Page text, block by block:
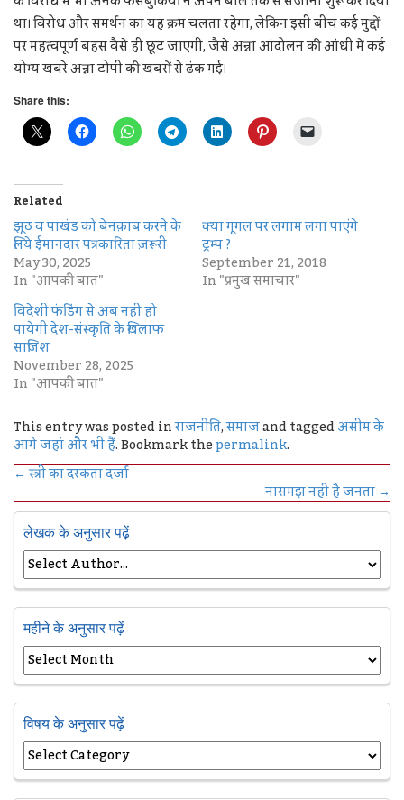
था। विरोध और समर्थन का यह क्रम चलता रहेगा, लेकिन इसी बीच कई मुद्दों
पर महत्वपूर्ण बहस वैसे ही छूट जाएगी, जैसे अन्ना आंदोलन की आंधी में कई
योग्य खबरे अन्ना टोपी की खबरों से ढंक गई।
Share this:
Related
झूठ व पाखंड को बेनक़ाब करने के
लिये ईमानदार पत्रकारिता ज़रूरी
May 30, 2025
In "आपकी बात"
क्या गूगल पर लगाम लगा पाएंगे
ट्रम्प ?
September 21, 2018
In "प्रमुख समाचार"
विदेशी फंडिंग से अब नहीं हो
पायेगी देश-संस्कृति के खिलाफ
साजिश
November 28, 2025
In "आपकी बात"
This entry was posted inराजनीति,समाजand taggedअसीम के
आगे जहां और भी हैं. Bookmark thepermalink.
←स्त्री का दरकता दर्जा
नासमझ नहीं है जनता→
लेखक के अनुसार पढ़ें
महीने के अनुसार पढ़ें
विषय के अनुसार पढ़ें